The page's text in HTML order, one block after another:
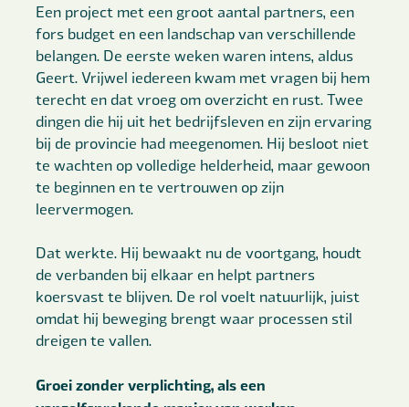
Een project met een groot aantal partners, een
fors budget en een landschap van verschillende
belangen. De eerste weken waren intens, aldus
Geert. Vrijwel iedereen kwam met vragen bij hem
terecht en dat vroeg om overzicht en rust. Twee
dingen die hij uit het bedrijfsleven en zijn ervaring
bij de provincie had meegenomen. Hij besloot niet
te wachten op volledige helderheid, maar gewoon
te beginnen en te vertrouwen op zijn
leervermogen.
Dat werkte. Hij bewaakt nu de voortgang, houdt
de verbanden bij elkaar en helpt partners
koersvast te blijven. De rol voelt natuurlijk, juist
omdat hij beweging brengt waar processen stil
dreigen te vallen.
Groei zonder verplichting, als een